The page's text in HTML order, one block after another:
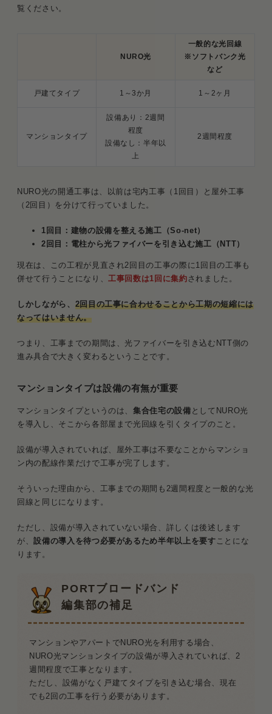
覧ください。
NURO光
一般的な光回線
※ソフトバンク光
など
戸建てタイプ 1～3か月 1～2ヶ月
マンションタイプ
設備あり：2週間
程度
設備なし：半年以
上
2週間程度
NURO光の開通工事は、以前は宅内工事（1回目）と屋外工事
（2回目）を分けて行っていました。
1回目：建物の設備を整える施工（So-net）
2回目：電柱から光ファイバーを引き込む施工（NTT）
現在は、この工程が見直され2回目の工事の際に1回目の工事も
併せて行うことになり、 工事回数は1回に集約 されました。
しかしながら、 2回目の工事に合わせることから工期の短縮には
なってはいません。
つまり、工事までの期間は、光ファイバーを引き込むNTT側の
進み具合で大きく変わるということです。
マンションタイプは設備の有無が重要
マンションタイプというのは、集合住宅の設備 としてNURO光
を導入し、そこから各部屋まで光回線を引くタイプのこと。
設備が導入されていれば、屋外工事は不要なことからマンショ
ン内の配線作業だけで工事が完了します。
そういった理由から、工事までの期間も2週間程度と一般的な光
回線と同じになります。
ただし、設備が導入されていない場合、詳しくは後述します
が、設備の導入を待つ必要があるため半年以上を要す ことにな
ります。
PORTブロードバンド
編集部の補足
マンションやアパートでNURO光を利用する場合、
NURO光マンションタイプの設備が導入されていれば、2
週間程度で工事となります。
ただし、設備がなく戸建てタイプを引き込む場合、現在
でも2回の工事を行う必要があります。